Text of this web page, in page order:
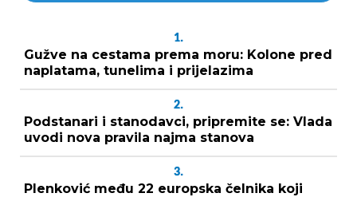
1.
Gužve na cestama prema moru: Kolone pred
naplatama, tunelima i prijelazima
2.
Podstanari i stanodavci, pripremite se: Vlada
uvodi nova pravila najma stanova
3.
Plenković među 22 europska čelnika koji